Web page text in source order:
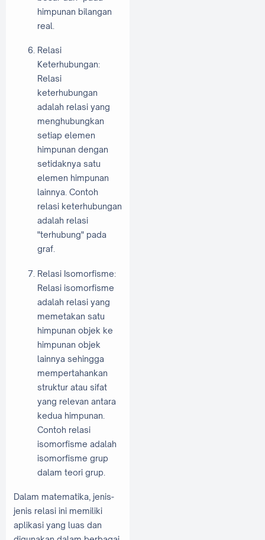
himpunan bilangan
real.
Relasi
Keterhubungan:
Relasi
keterhubungan
adalah relasi yang
menghubungkan
setiap elemen
himpunan dengan
setidaknya satu
elemen himpunan
lainnya. Contoh
relasi keterhubungan
adalah relasi
"terhubung" pada
graf.
Relasi Isomorfisme:
Relasi isomorfisme
adalah relasi yang
memetakan satu
himpunan objek ke
himpunan objek
lainnya sehingga
mempertahankan
struktur atau sifat
yang relevan antara
kedua himpunan.
Contoh relasi
isomorfisme adalah
isomorfisme grup
dalam teori grup.
Dalam matematika, jenis-
jenis relasi ini memiliki
aplikasi yang luas dan